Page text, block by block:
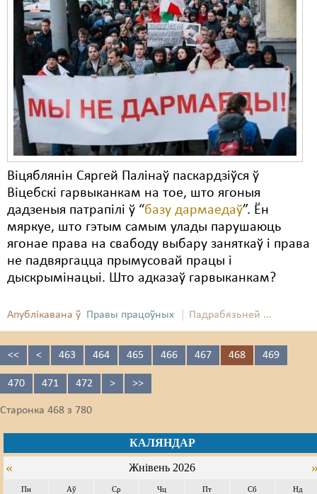
Віцяблянін Сяргей Палінаў паскардзіўся ў
Віцебскі гарвыканкам на тое, што ягоныя
дадзеныя патрапілі ў “базу дармаедаў”. Ён
мяркуе, што гэтым самым улады парушаюць
ягонае права на свабоду выбару заняткаў і права
не падвяргацца прымусовай працы і
дыскрымінацыі. Што адказаў гарвыканкам?
Апублікавана ў Правы працоўных Падрабязьней ...
<< < 463 464 465 466 467 468 469
470 471 472 > >>
Старонка 468 з 780
КАЛЯНДАР
« Жнівень 2026
Пн Аў Ср Чц Пт Сб Нд